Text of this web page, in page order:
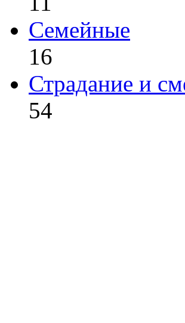
Семейные
16
Страдание и
54